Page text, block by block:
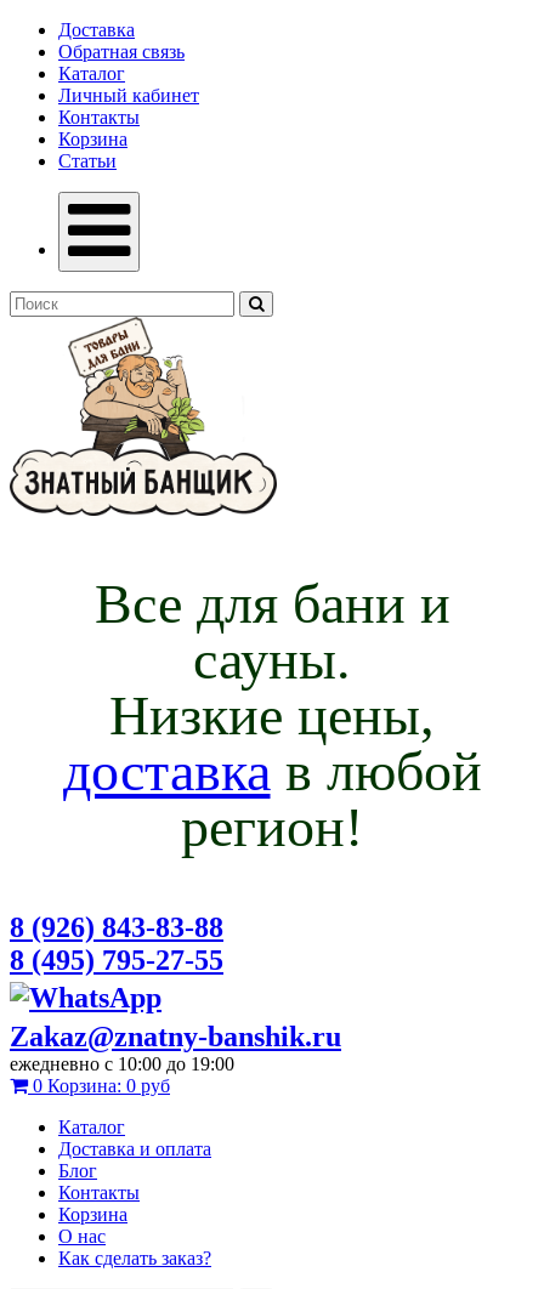
Доставка
Обратная связь
Каталог
Личный кабинет
Контакты
Корзина
Статьи
Все для бани и
сауны.
Низкие цены,
доставка в любой
регион!
8 (926) 843-83-88
8 (495) 795-27-55
Zakaz@znatny-banshik.ru
ежедневно с 10:00 до 19:00
0 Корзина: 0 руб
Каталог
Доставка и оплата
Блог
Контакты
Корзина
О нас
Как сделать заказ?